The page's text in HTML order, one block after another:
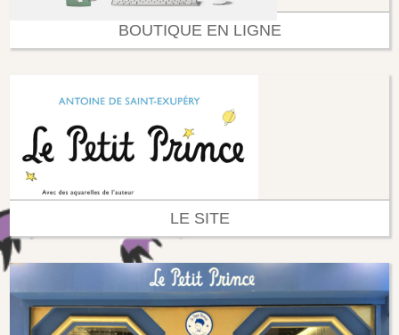
BOUTIQUE EN LIGNE
LE SITE